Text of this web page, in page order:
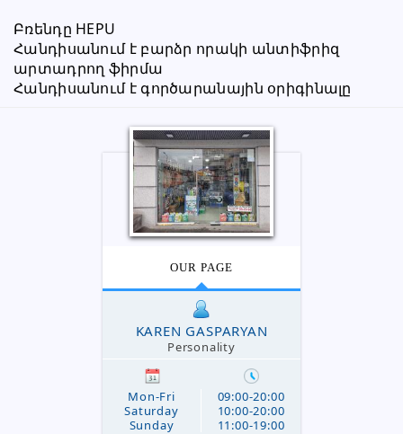
Բռենդը HEPU
Հանդիսանում է բարձր որակի անտիֆրիզ
արտադրող ֆիրմա
Հանդիսանում է գործարանային օրիգինալը
OUR PAGE
KAREN GASPARYAN
Personality
Mon-Fri
Saturday
Sunday
09:00-20:00
10:00-20:00
11:00-19:00